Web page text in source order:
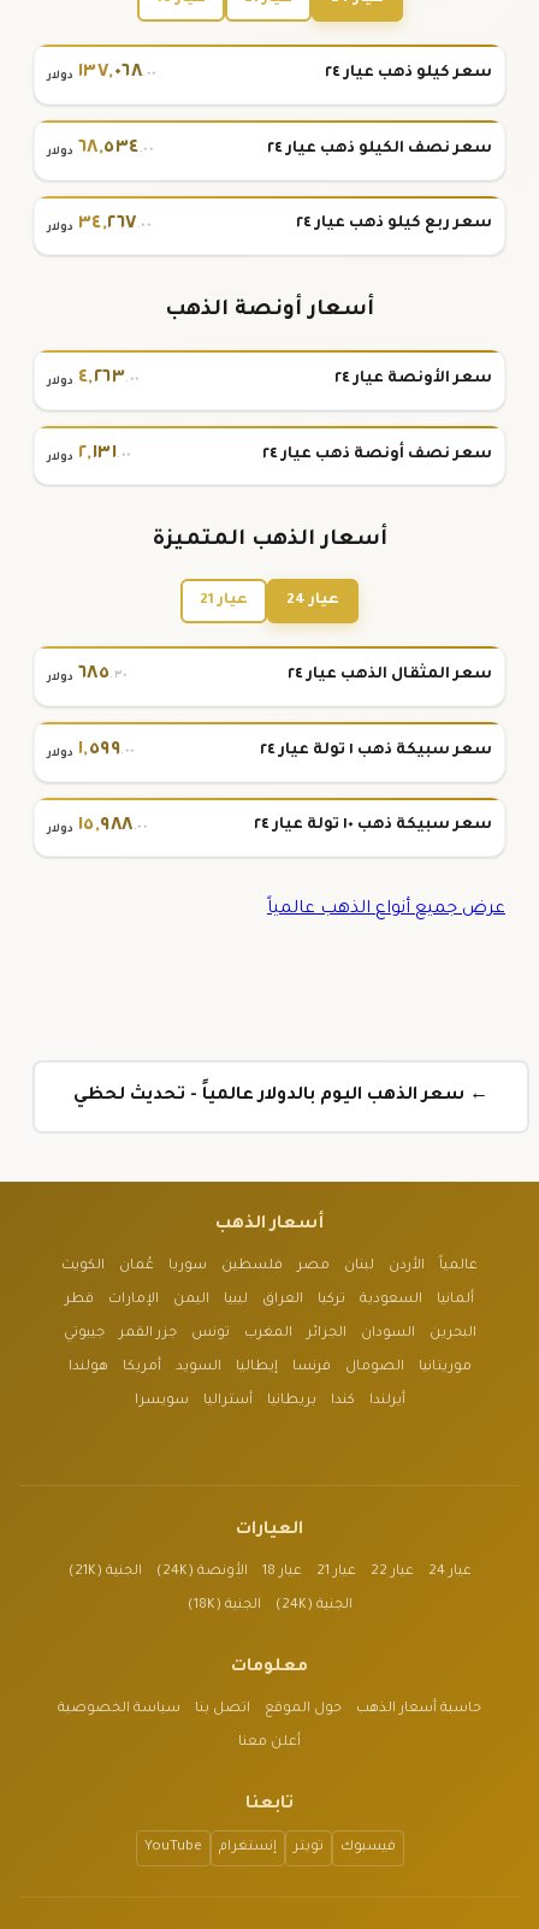
سعر كيلو ذهب عيار ٢٤ ١٣٧,٠٦٨.٠٠ دولار
سعر نصف الكيلو ذهب عيار ٢٤ ٦٨,٥٣٤.٠٠ دولار
سعر ربع كيلو ذهب عيار ٢٤ ٣٤,٢٦٧.٠٠ دولار
أسعار أونصة الذهب
سعر الأونصة عيار ٢٤ ٤,٢٦٣.٠٠ دولار
سعر نصف أونصة ذهب عيار ٢٤ ٢,١٣١.٠٠ دولار
أسعار الذهب المتميزة
عيار 24 عيار 21
سعر المثقال الذهب عيار ٢٤ ٦٨٥.٣٠ دولار
سعر سبيكة ذهب ١ تولة عيار ٢٤ ١,٥٩٩.٠٠ دولار
سعر سبيكة ذهب ١٠ تولة عيار ٢٤ ١٥,٩٨٨.٠٠ دولار
عرض جميع أنواع الذهب عالمياً
← سعر الذهب اليوم بالدولار عالمياً - تحديث لحظي
أسعار الذهب
عالمياً الأردن لبنان مصر فلسطين سوريا عُمان الكويت
ألمانيا السعودية تركيا العراق ليبيا اليمن الإمارات قطر
البحرين السودان الجزائر المغرب تونس جزر القمر جيبوتي
موريتانيا الصومال فرنسا إيطاليا السويد أمريكا هولندا
أيرلندا كندا بريطانيا أستراليا سويسرا
العيارات
عيار 24 عيار 22 عيار 21 عيار 18 الأونصة (24K) الجنية (21K)
الجنية (24K) الجنية (18K)
معلومات
حاسبة أسعار الذهب حول الموقع اتصل بنا سياسة الخصوصية
أعلن معنا
تابعنا
فيسبوك تويتر إنستغرام YouTube